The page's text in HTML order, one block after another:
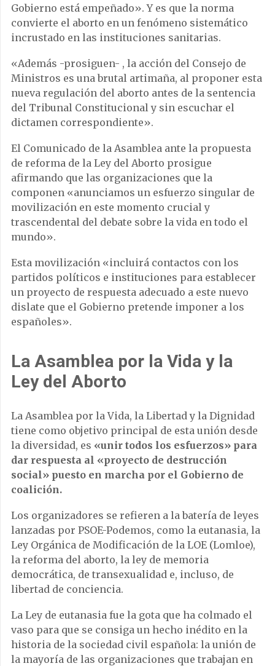
Gobierno está empeñado». Y es que la norma
convierte el aborto en un fenómeno sistemático
incrustado en las instituciones sanitarias.
«Además -prosiguen- , la acción del Consejo de
Ministros es una brutal artimaña, al proponer esta
nueva regulación del aborto antes de la sentencia
del Tribunal Constitucional y sin escuchar el
dictamen correspondiente».
El Comunicado de la Asamblea ante la propuesta
de reforma de la Ley del Aborto prosigue
afirmando que las organizaciones que la
componen «anunciamos un esfuerzo singular de
movilización en este momento crucial y
trascendental del debate sobre la vida en todo el
mundo».
Esta movilización «incluirá contactos con los
partidos políticos e instituciones para establecer
un proyecto de respuesta adecuado a este nuevo
dislate que el Gobierno pretende imponer a los
españoles».
La Asamblea por la Vida y la
Ley del Aborto
La Asamblea por la Vida, la Libertad y la Dignidad
tiene como objetivo principal de esta unión desde
la diversidad, es «unir todos los esfuerzos» para
dar respuesta al «proyecto de destrucción
social» puesto en marcha por el Gobierno de
coalición.
Los organizadores se refieren a la batería de leyes
lanzadas por PSOE-Podemos, como la eutanasia, la
Ley Orgánica de Modificación de la LOE (Lomloe),
la reforma del aborto, la ley de memoria
democrática, de transexualidad e, incluso, de
libertad de conciencia.
La Ley de eutanasia fue la gota que ha colmado el
vaso para que se consiga un hecho inédito en la
historia de la sociedad civil española: la unión de
la mayoría de las organizaciones que trabajan en